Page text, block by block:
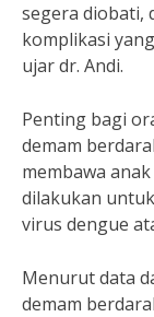
segera diobati,
komplikasi
ujar dr. Andi.
Penting bagi
demam
membawa
dilakukan
virus dengue
Menurut data
demam